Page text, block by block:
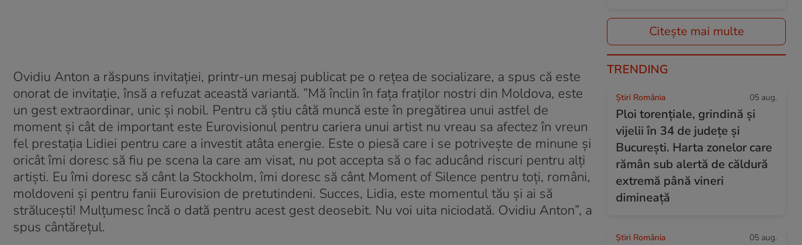
Ovidiu Anton a răspuns invitației, printr-un mesaj publicat pe o rețea de socializare, a spus că este
onorat de invitație, însă a refuzat această variantă. ”Mă înclin în fața fraților nostri din Moldova, este
un gest extraordinar, unic și nobil. Pentru că știu câtă muncă este în pregătirea unui astfel de
moment și cât de important este Eurovisionul pentru cariera unui artist nu vreau sa afectez în vreun
fel prestația Lidiei pentru care a investit atâta energie. Este o piesă care i se potrivește de minune și
oricât îmi doresc să fiu pe scena la care am visat, nu pot accepta să o fac aducând riscuri pentru alți
artiști. Eu îmi doresc să cânt la Stockholm, îmi doresc să cânt Moment of Silence pentru toți, români,
moldoveni și pentru fanii Eurovision de pretutindeni. Succes, Lidia, este momentul tău și ai să
strălucești! Mulțumesc încă o dată pentru acest gest deosebit. Nu voi uita niciodată. Ovidiu Anton”, a
spus cântărețul.
Citește mai multe
TRENDING
Știri România 05 aug.
Ploi torențiale, grindină și
vijelii în 34 de județe și
București. Harta zonelor care
rămân sub alertă de căldură
extremă până vineri
dimineață
Știri România 05 aug.